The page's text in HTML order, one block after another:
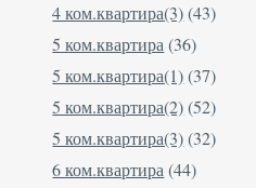
4 ком.квартира(3)(43)
5 ком.квартира (36)
5 ком.квартира(1)(37)
5 ком.квартира(2)(52)
5 ком.квартира(3)(32)
6 ком.квартира (44)